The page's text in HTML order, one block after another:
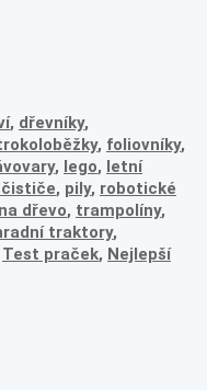
, dřevníky,
, foliovníky,
, lego, letní
, pily, robotické
dřevo, trampolíny,
traktory,
Test praček, Nejlepší